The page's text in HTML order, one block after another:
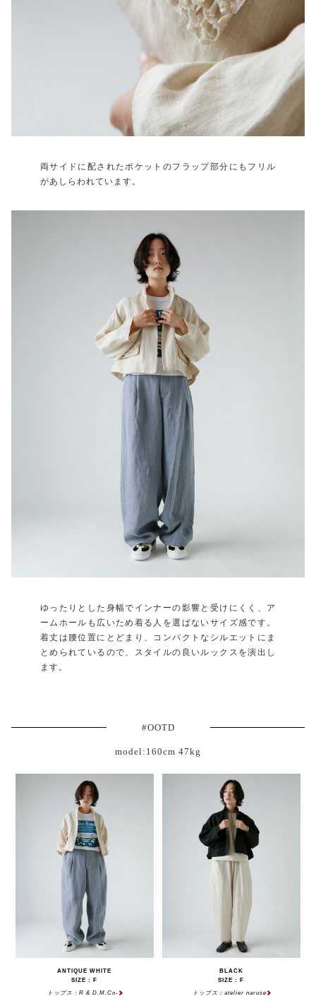
両サイドに配されたポケットのフラップ部分にもフリル
があしらわれています。
ゆったりとした身幅でインナーの影響と受けにくく、ア
ームホールも広いため着る人を選ばないサイズ感です。
着丈は腰位置にとどまり、コンパクトなシルエットにま
とめられているので、スタイルの良いルックスを演出し
ます。
#OOTD
model:160cm 47kg
ANTIQUE WHITE
SIZE : F
トップス：R & D.M.Co-
BLACK
SIZE : F
トップス：atelier naruse